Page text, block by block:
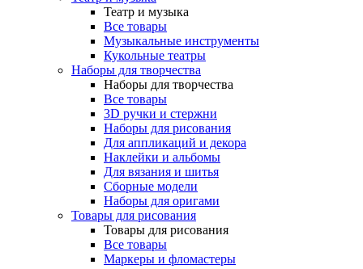
Театр и музыка
Все товары
Музыкальные инструменты
Кукольные театры
Наборы для творчества
Наборы для творчества
Все товары
3D ручки и стержни
Наборы для рисования
Для аппликаций и декора
Наклейки и альбомы
Для вязания и шитья
Сборные модели
Наборы для оригами
Товары для рисования
Товары для рисования
Все товары
Маркеры и фломастеры